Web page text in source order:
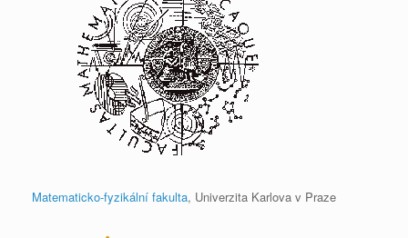
Matematicko-fyzikální fakulta, Univerzita Karlova v Praze